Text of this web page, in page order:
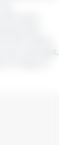
casos
del
del Vallès,
de Llobregat,
El Papiol e